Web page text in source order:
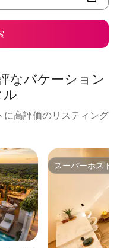
なバケーション
ル
高評価のリスティング
スーパーホスト
スーパーホスト